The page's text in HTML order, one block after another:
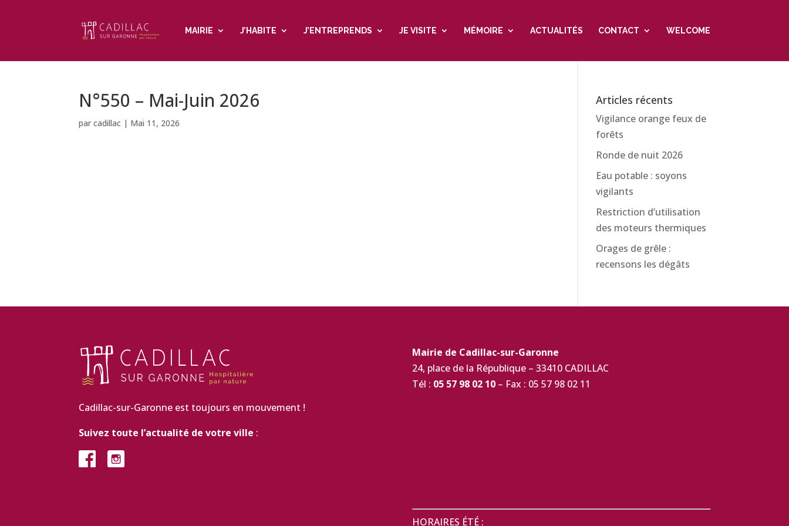
MAIRIE J’HABITE J’ENTREPRENDS JE VISITE MÉMOIRE ACTUALITÉS CONTACT WELCOME
N°550 – Mai-Juin 2026
parcadillac | Mai 11, 2026
Articles récents
Vigilance orange feux de
forêts
Ronde de nuit 2026
Eau potable : soyons
vigilants
Restriction d’utilisation
des moteurs thermiques
Orages de grêle :
recensons les dégâts
Cadillac-sur-Garonne est toujours en mouvement !
Suivez toute l’actualité de votre ville :
Mairie de Cadillac-sur-Garonne
24, place de la République – 33410 CADILLAC
Tél : 05 57 98 02 10– Fax : 05 57 98 02 11
HORAIRES ÉTÉ :